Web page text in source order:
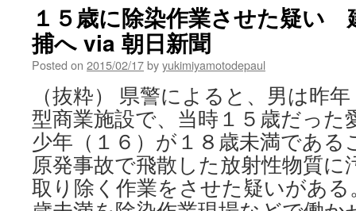
１５歳に除染作業させた疑い
捕へ via 朝日新聞
Posted on 2015/02/17byyukimiyamotodepaul
（抜粋） 県警によると、男は昨
型商業施設で、当時１５歳だった
少年（１６）が１８歳未満であ
原発事故で飛散した放射性物質
取り除く作業をさせた疑いがある